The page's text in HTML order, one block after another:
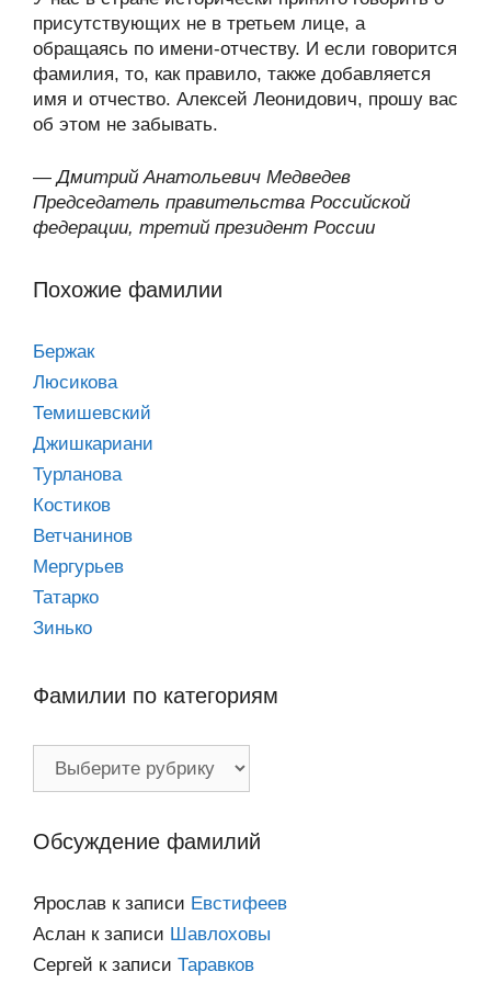
присутствующих не в третьем лице, а
обращаясь по имени-отчеству. И если говорится
фамилия, то, как правило, также добавляется
имя и отчество. Алексей Леонидович, прошу вас
об этом не забывать.
—Дмитрий Анатольевич Медведев
Председатель правительства Российской
федерации, третий президент России
Похожие фамилии
Бержак
Люсикова
Темишевский
Джишкариани
Турланова
Костиков
Ветчанинов
Мергурьев
Татарко
Зинько
Фамилии по категориям
Фамилии
Обсуждение фамилий
Ярослав к записи Евстифеев
Аслан к записи Шавлоховы
Сергей к записи Таравков